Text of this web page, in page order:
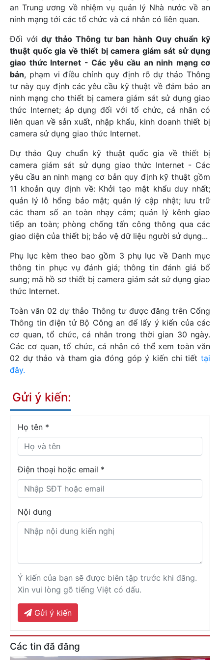
an Trung ương về nhiệm vụ quản lý Nhà nước về an
ninh mạng tới các tổ chức và cá nhân có liên quan.
Đối vớidự thảo Thông tư ban hành Quy chuẩn kỹ
thuật quốc gia về thiết bị camera giám sát sử dụng
giao thức Internet - Các yêu cầu an ninh mạng cơ
bản, phạm vi điều chỉnh quy định rõ dự thảo Thông
tư này quy định các yêu cầu kỹ thuật về đảm bảo an
ninh mạng cho thiết bị camera giám sát sử dụng giao
thức Internet; áp dụng đối với tổ chức, cá nhân có
liên quan về sản xuất, nhập khẩu, kinh doanh thiết bị
camera sử dụng giao thức Internet.
Dự thảo Quy chuẩn kỹ thuật quốc gia về thiết bị
camera giám sát sử dụng giao thức Internet - Các
yêu cầu an ninh mạng cơ bản quy định kỹ thuật gồm
11 khoản quy định về: Khởi tạo mật khẩu duy nhất;
quản lý lỗ hổng bảo mật; quản lý cập nhật; lưu trữ
các tham số an toàn nhạy cảm; quản lý kênh giao
tiếp an toàn; phòng chống tấn công thông qua các
giao diện của thiết bị; bảo vệ dữ liệu người sử dụng...
Phụ lục kèm theo bao gồm 3 phụ lục về Danh mục
thông tin phục vụ đánh giá; thông tin đánh giá bổ
sung; mã hồ sơ thiết bị camera giám sát sử dụng giao
thức Internet.
Toàn văn 02 dự thảo Thông tư được đăng trên Cổng
Thông tin điện tử Bộ Công an để lấy ý kiến của các
cơ quan, tổ chức, cá nhân trong thời gian 30 ngày.
Các cơ quan, tổ chức, cá nhân có thể xem toàn văn
02 dự thảo và tham gia đóng góp ý kiến chi tiết tại
đây.
Gửi ý kiến:
Họ tên *
Điện thoại hoặc email *
Nội dung
Ý kiến của bạn sẽ được biên tập trước khi đăng.
Xin vui lòng gõ tiếng Việt có dấu.
Gửi ý kiến
Các tin đã đăng